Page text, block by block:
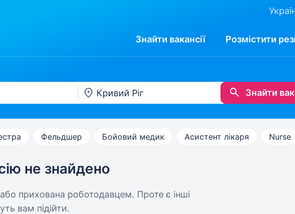
Знайти вакансії Розмістити
Знайти
Фельдшер Бойовий медик Асистент лікаря Nurse
не знайдено
прихована роботодавцем. Проте є інші
вам підійти.